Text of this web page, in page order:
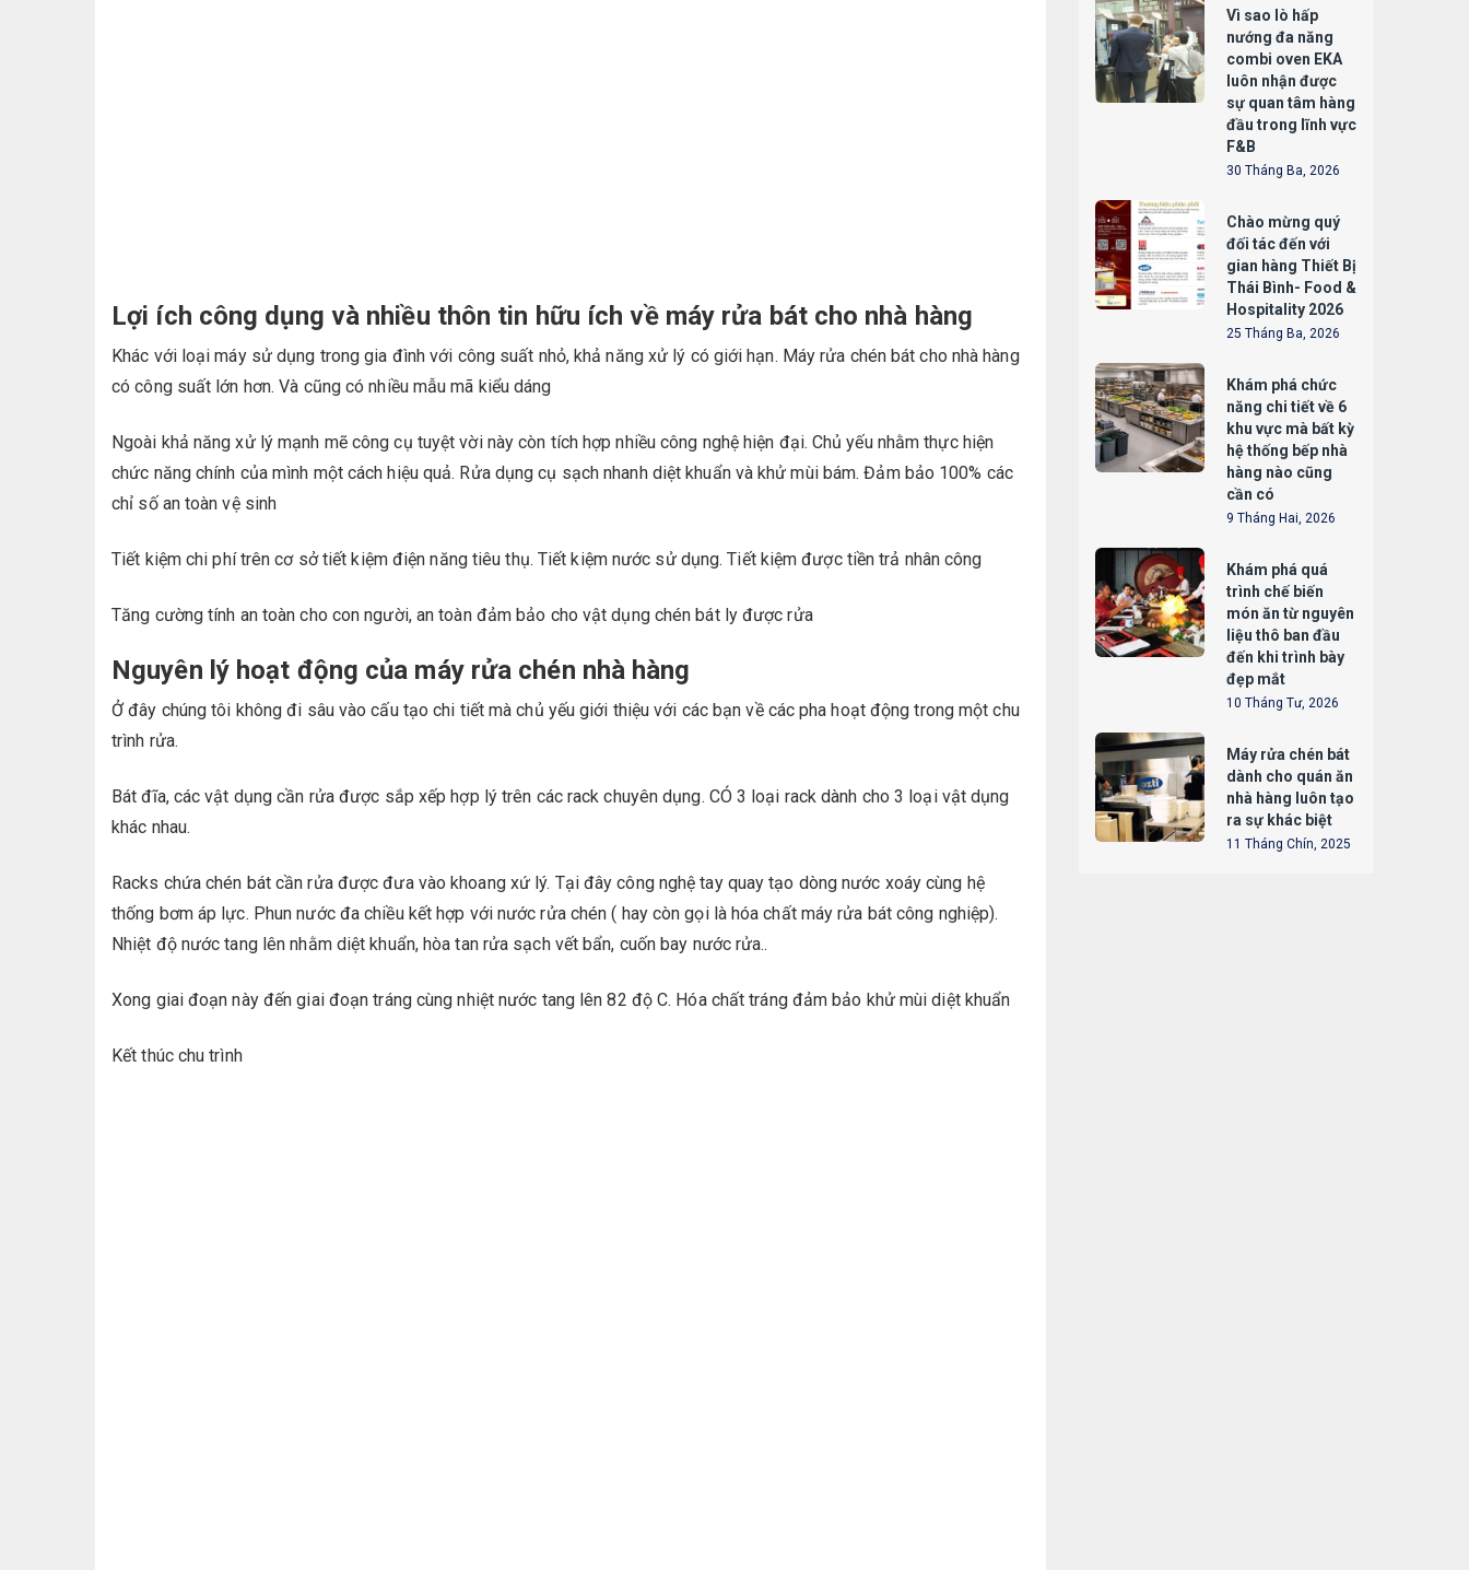
Lợi ích công dụng và nhiều thôn tin hữu ích về máy rửa bát cho nhà hàng
Khác với loại máy sử dụng trong gia đình với công suất nhỏ, khả năng xử lý có giới hạn. Máy rửa chén bát cho nhà hàng
có công suất lớn hơn. Và cũng có nhiều mẫu mã kiểu dáng
Ngoài khả năng xử lý mạnh mẽ công cụ tuyệt vời này còn tích hợp nhiều công nghệ hiện đại. Chủ yếu nhằm thực hiện
chức năng chính của mình một cách hiệu quả. Rửa dụng cụ sạch nhanh diệt khuẩn và khử mùi bám. Đảm bảo 100% các
chỉ số an toàn vệ sinh
Tiết kiệm chi phí trên cơ sở tiết kiệm điện năng tiêu thụ. Tiết kiệm nước sử dụng. Tiết kiệm được tiền trả nhân công
Tăng cường tính an toàn cho con người, an toàn đảm bảo cho vật dụng chén bát ly được rửa
Nguyên lý hoạt động của máy rửa chén nhà hàng
Ở đây chúng tôi không đi sâu vào cấu tạo chi tiết mà chủ yếu giới thiệu với các bạn về các pha hoạt động trong một chu
trình rửa.
Bát đĩa, các vật dụng cần rửa được sắp xếp hợp lý trên các rack chuyên dụng. CÓ 3 loại rack dành cho 3 loại vật dụng
khác nhau.
Racks chứa chén bát cần rửa được đưa vào khoang xứ lý. Tại đây công nghệ tay quay tạo dòng nước xoáy cùng hệ
thống bơm áp lực. Phun nước đa chiều kết hợp với nước rửa chén ( hay còn gọi là hóa chất máy rửa bát công nghiệp).
Nhiệt độ nước tang lên nhằm diệt khuẩn, hòa tan rửa sạch vết bẩn, cuốn bay nước rửa..
Xong giai đoạn này đến giai đoạn tráng cùng nhiệt nước tang lên 82 độ C. Hóa chất tráng đảm bảo khử mùi diệt khuẩn
Kết thúc chu trình
Vì sao lò hấp
nướng đa năng
combi oven EKA
luôn nhận được
sự quan tâm hàng
đầu trong lĩnh vực
F&B
30 Tháng Ba, 2026
Chào mừng quý
đối tác đến với
gian hàng Thiết Bị
Thái Bình- Food &
Hospitality 2026
25 Tháng Ba, 2026
Khám phá chức
năng chi tiết về 6
khu vực mà bất kỳ
hệ thống bếp nhà
hàng nào cũng
cần có
9 Tháng Hai, 2026
Khám phá quá
trình chế biến
món ăn từ nguyên
liệu thô ban đầu
đến khi trình bày
đẹp mắt
10 Tháng Tư, 2026
Máy rửa chén bát
dành cho quán ăn
nhà hàng luôn tạo
ra sự khác biệt
11 Tháng Chín, 2025